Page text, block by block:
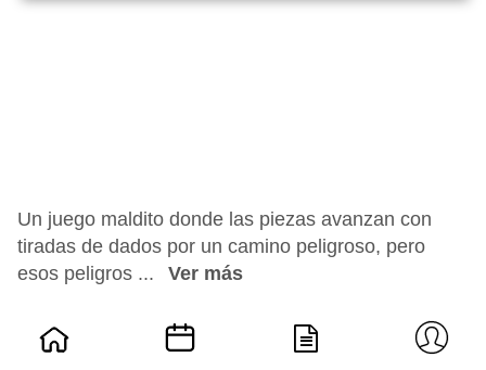
Un juego maldito donde las piezas avanzan con
tiradas de dados por un camino peligroso, pero
esos peligros ...
Ver más